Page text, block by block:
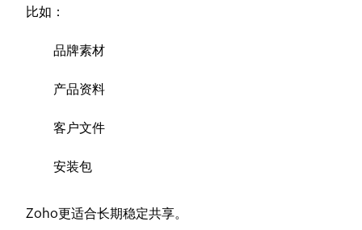
比如：
品牌素材
产品资料
客户文件
安装包
Zoho更适合长期稳定共享。